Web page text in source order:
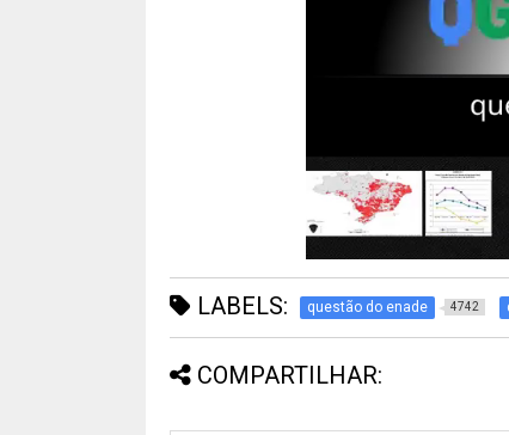
LABELS: questão do enade 4742
COMPARTILHAR: